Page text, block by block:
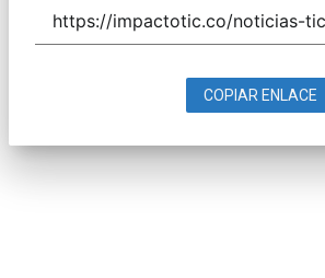
COPIAR ENLACE